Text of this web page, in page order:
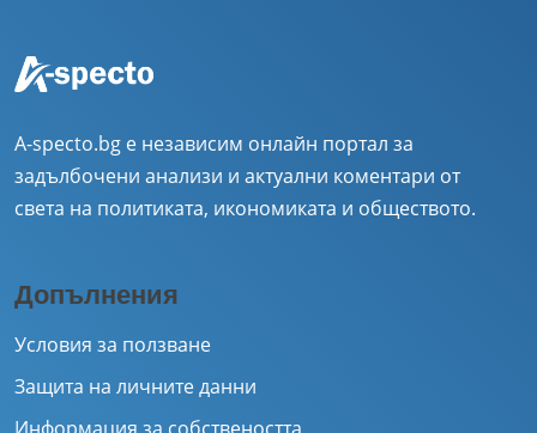
A-specto.bg е независим онлайн портал за
задълбочени анализи и актуални коментари от
света на политиката, икономиката и обществото.
Допълнения
Условия за ползване
Защита на личните данни